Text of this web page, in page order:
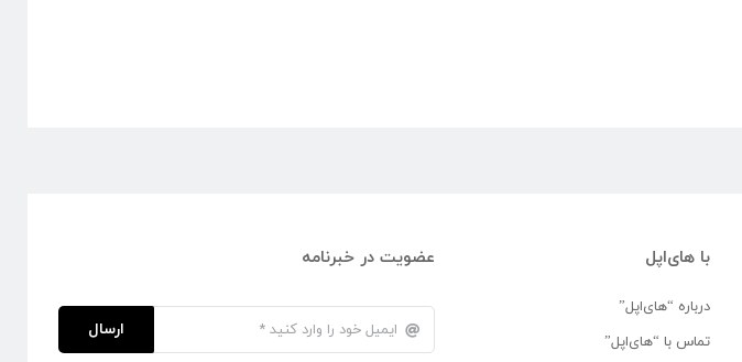
با های‌اپل
درباره “های‌اپل”
تماس با “های‌اپل”
عضویت در خبرنامه
ارسال